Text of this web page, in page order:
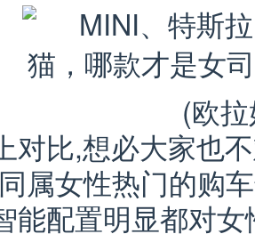
(欧
对比,想必大家也
属女性热门的购
能配置明显都对